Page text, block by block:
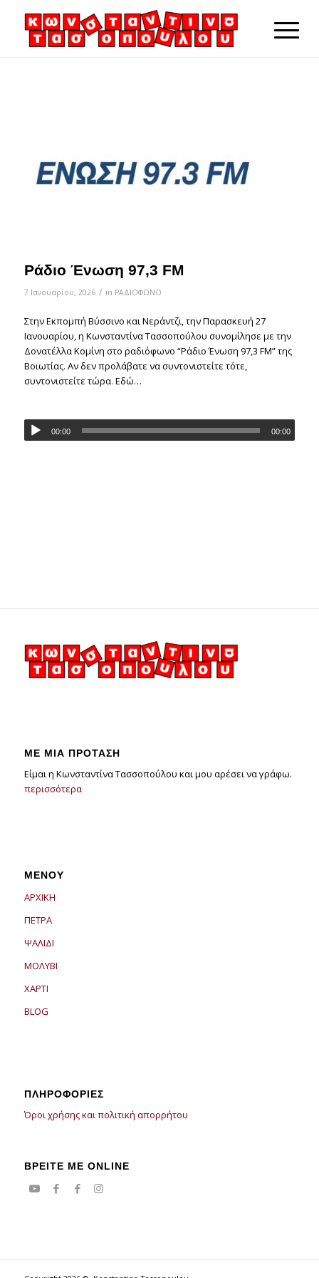
Ράδιο Ένωση 97,3 FM
7 Ιανουαρίου, 2026 / in ΡΑΔΙΟΦΩΝΟ
Στην Εκπομπή Βύσσινο και Νεράντζι, την Παρασκευή 27
Ιανουαρίου, η Κωνσταντίνα Τασσοπούλου συνομίλησε με την
Δονατέλλα Κομίνη στο ραδιόφωνο “Ράδιο Ένωση 97,3 FM” της
Βοιωτίας. Αν δεν προλάβατε να συντονιστείτε τότε,
συντονιστείτε τώρα. Εδώ…
00:00 00:00
ΜΕ ΜΙΑ ΠΡΟΤΑΣΗ
Είμαι η Κωνσταντίνα Τασσοπούλου και μου αρέσει να γράφω.
περισσότερα
ΜΕΝΟΥ
ΑΡΧΙΚΗ
ΠΕΤΡΑ
ΨΑΛΙΔΙ
ΜΟΛΥΒΙ
ΧΑΡΤΙ
BLOG
ΠΛΗΡΟΦΟΡΙΕΣ
Όροι χρήσης και πολιτική απορρήτου
ΒΡΕΙΤΕ ΜΕ ONLINE